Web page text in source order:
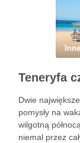
Inne
Dwie
pomysły na
wilgotną
niemal przez